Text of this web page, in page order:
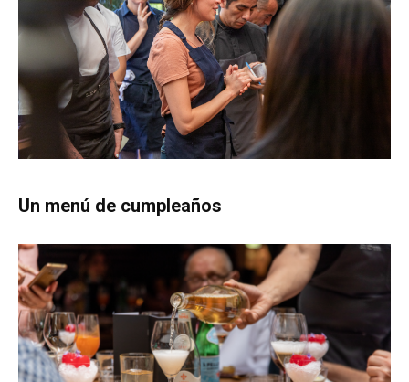
Un menú de cumpleaños